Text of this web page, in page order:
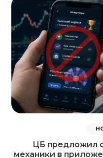
ЦБ предложил
механики в